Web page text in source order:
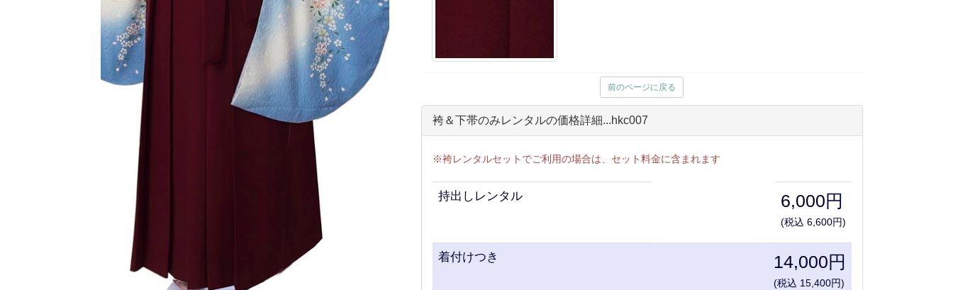
前のページに戻る
袴＆下帯のみレンタルの価格詳細...hkc007
※袴レンタルセットでご利用の場合は、セット料金に含まれます
持出しレンタル 6,000円
(税込 6,600円)
着付けつき 14,000円
(税込 15,400円)